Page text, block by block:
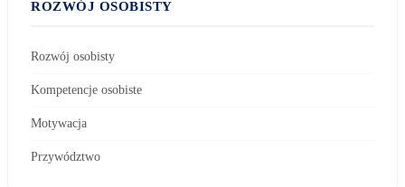
ROZWÓJ OSOBISTY
Rozwój osobisty
Kompetencje osobiste
Motywacja
Przywództwo